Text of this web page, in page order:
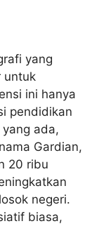
yang
untuk
ini hanya
pendidikan
ada,
Gardian,
20 ribu
negeri.
biasa,